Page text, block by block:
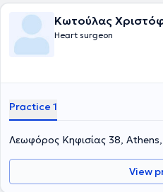
Κωτούλας
Heart surgeon
Practice 1
Λεωφόρος Κηφισίας 38,
View